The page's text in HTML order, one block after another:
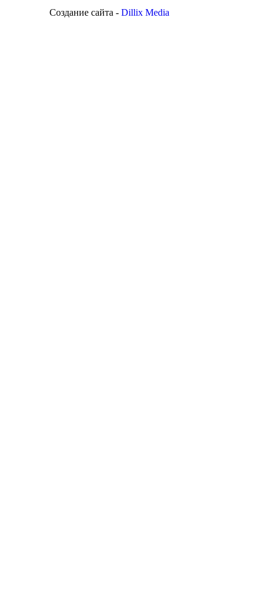
Создание сайта - Dillix Media